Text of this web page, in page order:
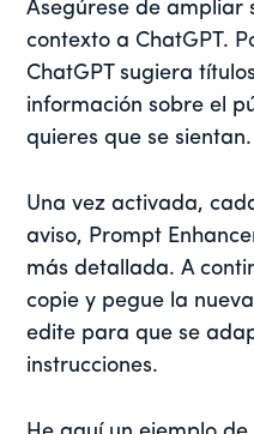
Asegúrese de ampliar
contexto a ChatGPT.
ChatGPT sugiera
información sobre el
quieres que se sientan.
Una vez activada,
aviso, Prompt
más detallada. A
copie y pegue la
edite para que se
instrucciones.